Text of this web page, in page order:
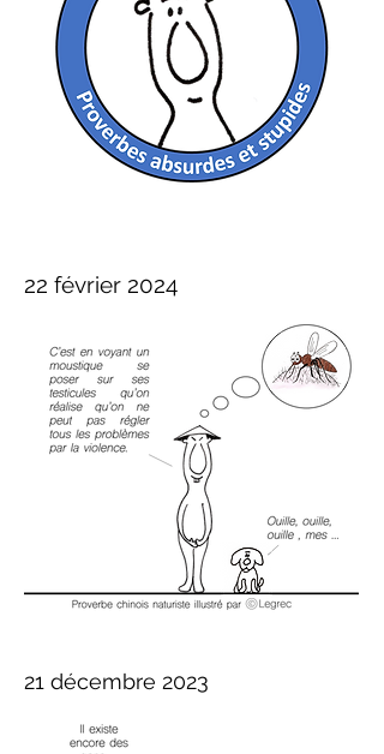
22 février 2024
21 décembre 2023